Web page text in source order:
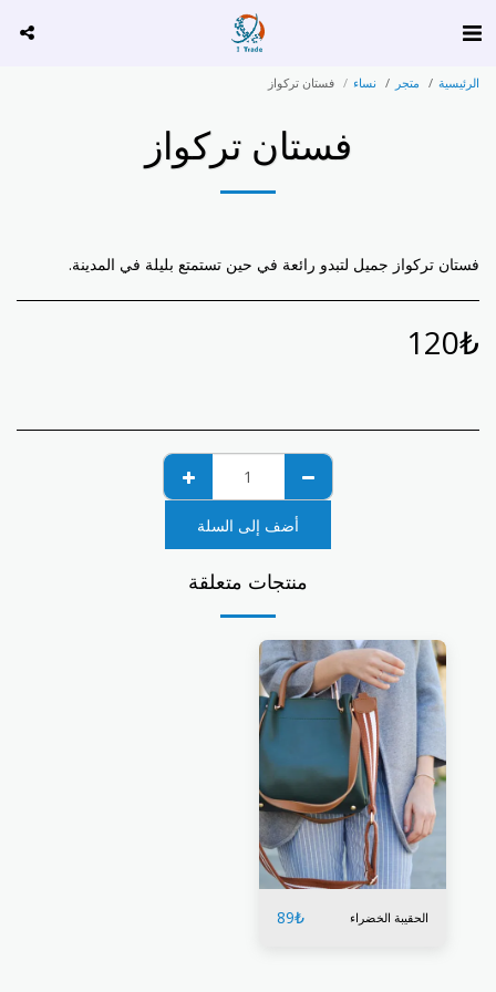
الرئيسية متجر نساء فستان تركواز
فستان تركواز
فستان تركواز جميل لتبدو رائعة في حين تستمتع بليلة في المدينة.
120₺
أضف إلى السلة
منتجات متعلقة
الحقيبة الخضراء 89₺